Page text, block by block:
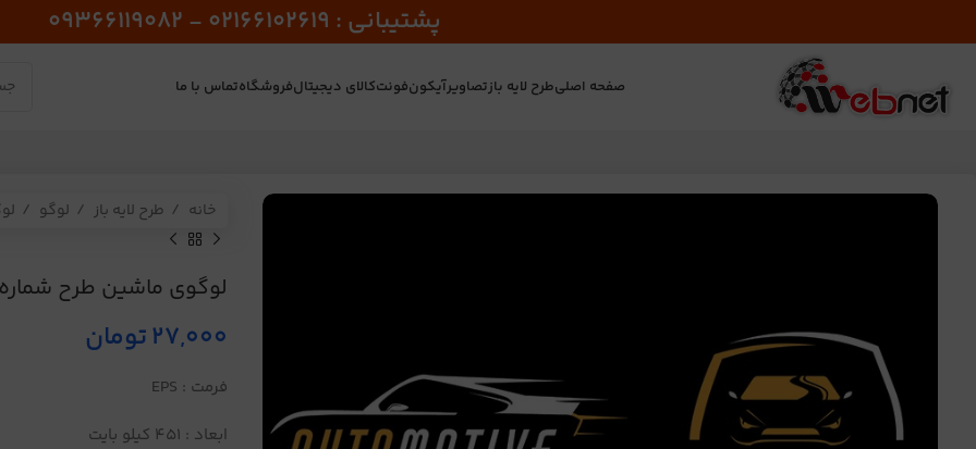
پشتیبانی : 02166102619 - 09366119082
صفحه اصلیطرح لایه بازتصاویرآیکونفونتکالای دیجیتالفروشگاهتماس با ما
خانه طرح لایه باز لوگو
لوگوی ماشین طرح شماره 453
27,000تومان
فرمت : EPS
ابعاد : 451 کیلو بایت